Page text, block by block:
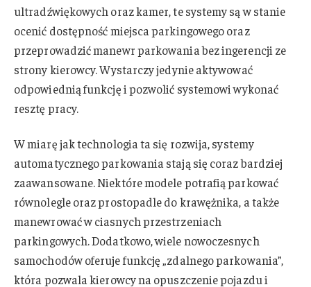
ultradźwiękowych oraz kamer, te systemy są w stanie
ocenić dostępność miejsca parkingowego oraz
przeprowadzić manewr parkowania bez ingerencji ze
strony kierowcy. Wystarczy jedynie aktywować
odpowiednią funkcję i pozwolić systemowi wykonać
resztę pracy.
W miarę jak technologia ta się rozwija, systemy
automatycznego parkowania stają się coraz bardziej
zaawansowane. Niektóre modele potrafią parkować
równolegle oraz prostopadle do krawężnika, a także
manewrować w ciasnych przestrzeniach
parkingowych. Dodatkowo, wiele nowoczesnych
samochodów oferuje funkcję „zdalnego parkowania”,
która pozwala kierowcy na opuszczenie pojazdu i